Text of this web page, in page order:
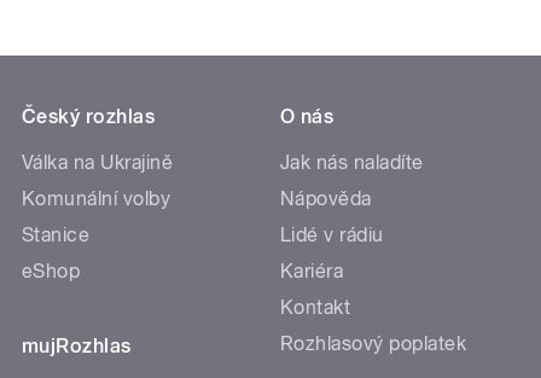
Český rozhlas
Válka na Ukrajině
Komunální volby
Stanice
eShop
mujRozhlas
O nás
Jak nás naladíte
Nápověda
Lidé v rádiu
Kariéra
Kontakt
Rozhlasový poplatek